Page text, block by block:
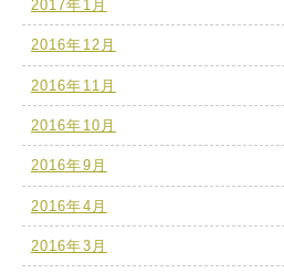
2017年1月
2016年12月
2016年11月
2016年10月
2016年9月
2016年4月
2016年3月